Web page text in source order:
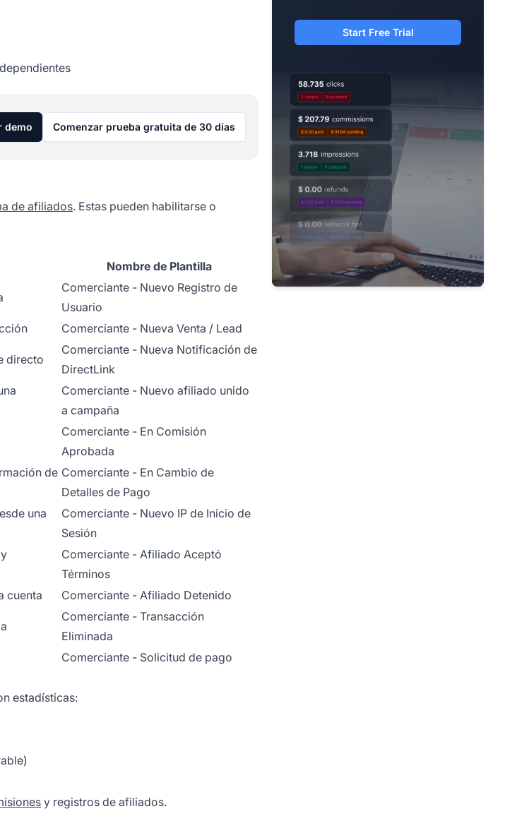
demo Comenzar prueba gratuita de 30 días
de afiliados. Estas pueden habilitarse o
Nombre de Plantilla
Comerciante - Nuevo Registro de
Usuario
Comerciante - Nueva Venta / Lead
directo
Comerciante - Nueva Notificación de
DirectLink
Comerciante - Nuevo afiliado unido
a campaña
Comerciante - En Comisión
Aprobada
de Comerciante - En Cambio de
Detalles de Pago
una
Comerciante - Nuevo IP de Inicio de
Sesión
Comerciante - Afiliado Aceptó
Términos
cuenta Comerciante - Afiliado Detenido
Comerciante - Transacción
Eliminada
Comerciante - Solicitud de pago
estadísticas:
y registros de afiliados.
Start Free Trial